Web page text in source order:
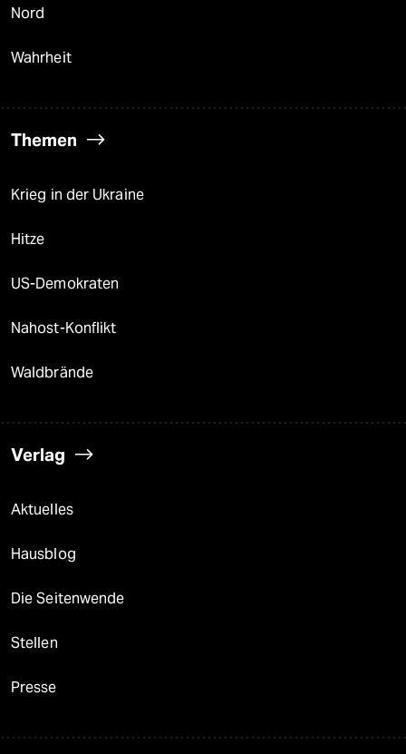
Nord
Wahrheit
Themen
Krieg in der Ukraine
Hitze
US-Demokraten
Nahost-Konflikt
Waldbrände
Verlag
Aktuelles
Hausblog
Die Seitenwende
Stellen
Presse